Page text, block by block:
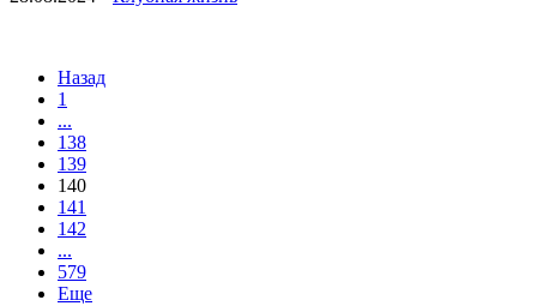
Назад
1
...
138
139
140
141
142
...
579
Еще